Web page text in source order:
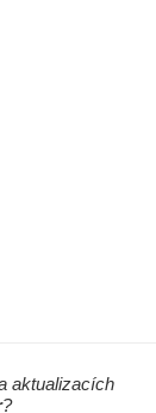
aktualizacích
?